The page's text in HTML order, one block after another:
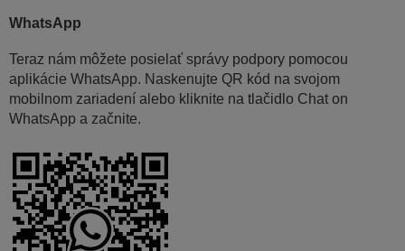
WhatsApp
Teraz nám môžete posielať správy podpory pomocou
aplikácie WhatsApp. Naskenujte QR kód na svojom
mobilnom zariadení alebo kliknite na tlačidlo Chat on
WhatsApp a začnite.